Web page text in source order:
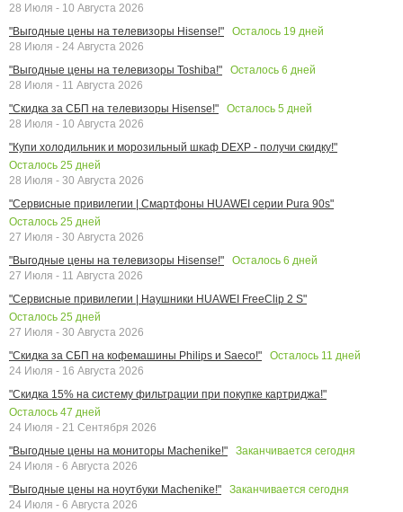
28 Июля - 10 Августа 2026
"Выгодные цены на телевизоры Hisense!"
Осталось 19 дней
28 Июля - 24 Августа 2026
"Выгодные цены на телевизоры Toshiba!"
Осталось 6 дней
28 Июля - 11 Августа 2026
"Скидка за СБП на телевизоры Hisense!"
Осталось 5 дней
28 Июля - 10 Августа 2026
"Купи холодильник и морозильный шкаф DEXP - получи скидку!"
Осталось 25 дней
28 Июля - 30 Августа 2026
"Сервисные привилегии | Смартфоны HUAWEI серии Pura 90s"
Осталось 25 дней
27 Июля - 30 Августа 2026
"Выгодные цены на телевизоры Hisense!"
Осталось 6 дней
27 Июля - 11 Августа 2026
"Сервисные привилегии | Наушники HUAWEI FreeClip 2 S"
Осталось 25 дней
27 Июля - 30 Августа 2026
"Скидка за СБП на кофемашины Philips и Saeco!"
Осталось 11 дней
24 Июля - 16 Августа 2026
"Скидка 15% на систему фильтрации при покупке картриджа!"
Осталось 47 дней
24 Июля - 21 Сентября 2026
"Выгодные цены на мониторы Machenike!"
Заканчивается сегодня
24 Июля - 6 Августа 2026
"Выгодные цены на ноутбуки Machenike!"
Заканчивается сегодня
24 Июля - 6 Августа 2026